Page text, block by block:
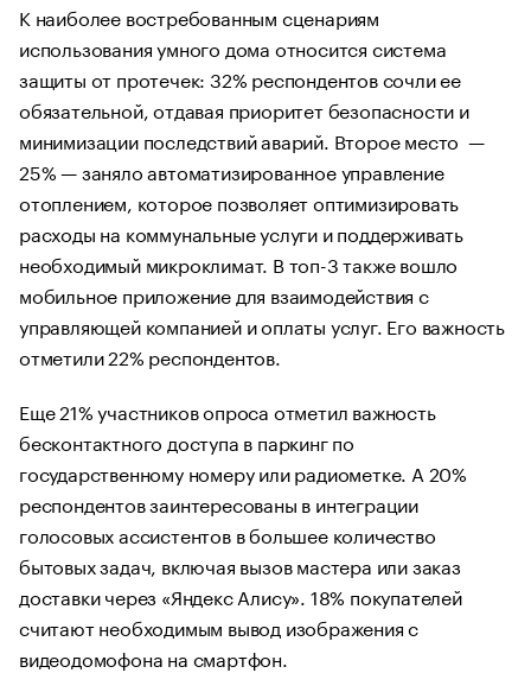
К наиболее востребованным сценариям
использования умного дома относится система
защиты от протечек: 32% респондентов сочли ее
обязательной, отдавая приоритет безопасности и
минимизации последствий аварий. Второе место —
25% — заняло автоматизированное управление
отоплением, которое позволяет оптимизировать
расходы на коммунальные услуги и поддерживать
необходимый микроклимат. В топ-3 также вошло
мобильное приложение для взаимодействия с
управляющей компанией и оплаты услуг. Его важность
отметили 22% респондентов.
Еще 21% участников опроса отметил важность
бесконтактного доступа в паркинг по
государственному номеру или радиометке. А 20%
респондентов заинтересованы в интеграции
голосовых ассистентов в большее количество
бытовых задач, включая вызов мастера или заказ
доставки через «Яндекс Алису». 18% покупателей
считают необходимым вывод изображения с
видеодомофона на смартфон.